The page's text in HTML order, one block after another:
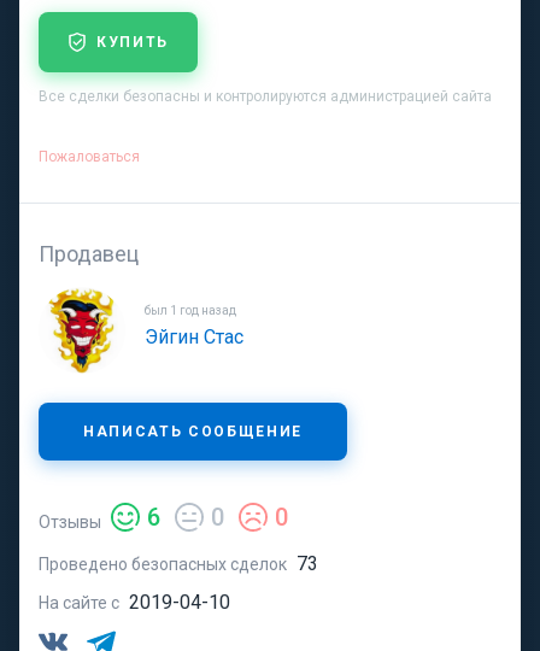
КУПИТЬ
Все сделки безопасны и контролируются администрацией сайта
Пожаловаться
Продавец
был 1 год назад
Эйгин Стас
НАПИСАТЬ СООБЩЕНИЕ
Отзывы 6 0 0
Проведено безопасных сделок 73
На сайте с 2019-04-10